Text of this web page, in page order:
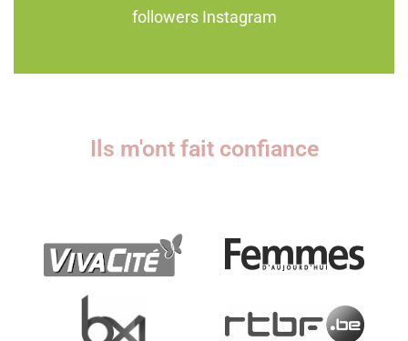
followers Instagram
Ils m'ont fait confiance